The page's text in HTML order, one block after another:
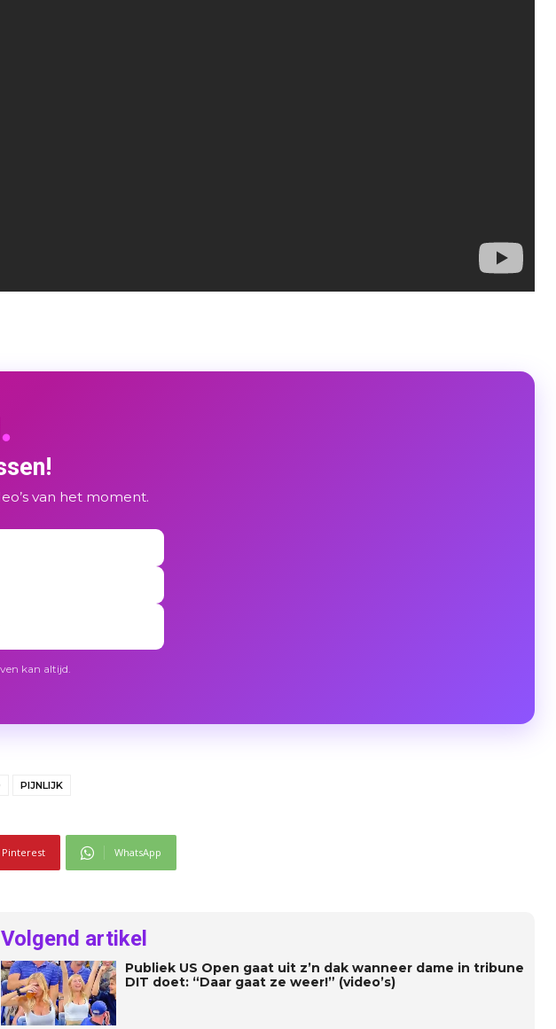
van het moment.
kan altijd.
PIJNLIJK
Pinterest WhatsApp
Volgend artikel
Publiek US Open gaat uit z’n dak wanneer dame in tribune
DIT doet: “Daar gaat ze weer!” (video’s)